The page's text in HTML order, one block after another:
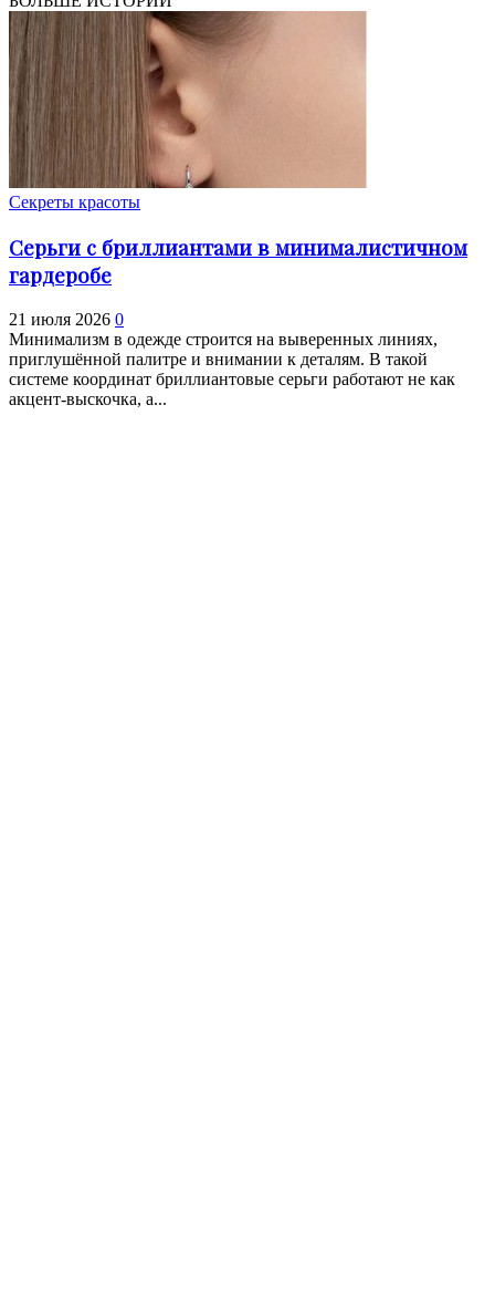
Секреты красоты
Серьги с бриллиантами в минималистичном
гардеробе
21 июля 2026 0
Минимализм в одежде строится на выверенных линиях,
приглушённой палитре и внимании к деталям. В такой
системе координат бриллиантовые серьги работают не как
акцент-выскочка, а...